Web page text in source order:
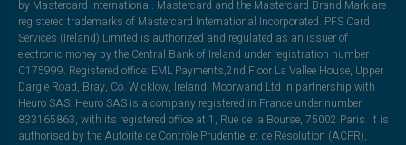
by Mastercard International. Mastercard and the Mastercard Brand Mark are
registered trademarks of Mastercard International Incorporated. PFS Card
Services (Ireland) Limited is authorized and regulated as an issuer of
electronic money by the Central Bank of Ireland under registration number
C175999. Registered office: EML Payments,2nd Floor La Vallee House, Upper
Dargle Road, Bray, Co. Wicklow, Ireland. Moorwand Ltd in partnership with
Heuro SAS. Heuro SAS is a company registered in France under number
833165863, with its registered office at 1, Rue de la Bourse, 75002 Paris. It is
authorised by the Autorité de Contrôle Prudentiel et de Résolution (ACPR),